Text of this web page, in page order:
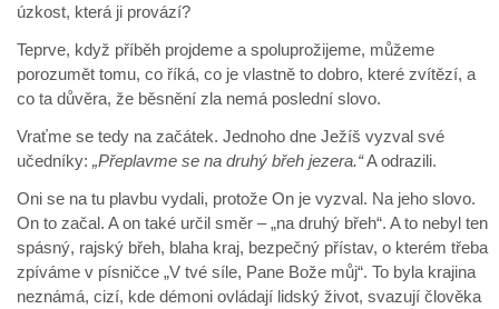
úzkost, která ji provází?
Teprve, když příběh projdeme a spoluprožijeme, můžeme
porozumět tomu, co říká, co je vlastně to dobro, které zvítězí, a
co ta důvěra, že běsnění zla nemá poslední slovo.
Vraťme se tedy na začátek. Jednoho dne Ježíš vyzval své
učedníky: „Přeplavme se na druhý břeh jezera.“A odrazili.
Oni se na tu plavbu vydali, protože On je vyzval. Na jeho slovo.
On to začal. A on také určil směr – „na druhý břeh“. A to nebyl ten
spásný, rajský břeh, blaha kraj, bezpečný přístav, o kterém třeba
zpíváme v písničce „V tvé síle, Pane Bože můj“. To byla krajina
neznámá, cizí, kde démoni ovládají lidský život, svazují člověka